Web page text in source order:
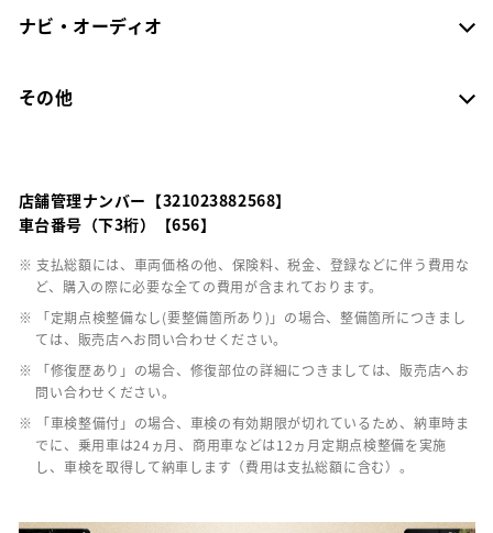
ナビ・オーディオ
その他
店舗管理ナンバー【321023882568】
車台番号（下3桁）【656】
※ 支払総額には、車両価格の他、保険料、税金、登録などに伴う費用な
ど、購入の際に必要な全ての費用が含まれております。
※ 「定期点検整備なし(要整備箇所あり)」の場合、整備箇所につきまし
ては、販売店へお問い合わせください。
※ 「修復歴あり」の場合、修復部位の詳細につきましては、販売店へお
問い合わせください。
※ 「車検整備付」の場合、車検の有効期限が切れているため、納車時ま
でに、乗用車は24ヵ月、商用車などは12ヵ月定期点検整備を実施
し、車検を取得して納車します（費用は支払総額に含む）。